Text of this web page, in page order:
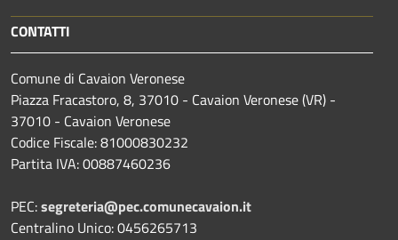
CONTATTI
Comune di Cavaion Veronese
Piazza Fracastoro, 8, 37010 - Cavaion Veronese (VR) -
37010 - Cavaion Veronese
Codice Fiscale: 81000830232
Partita IVA: 00887460236
PEC:segreteria@pec.comunecavaion.it
Centralino Unico: 0456265713